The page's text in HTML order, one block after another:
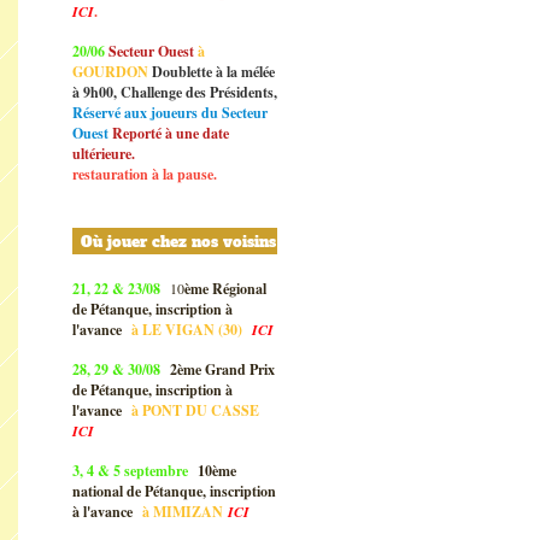
ICI.
20/06Secteur Ouestà
GOURDONDoublette à la mélée
à 9h00, Challenge des Présidents,
Réservé aux joueurs du Secteur
OuestReporté à une date
ultérieure.
restauration à la pause.
Où jouer chez nos voisins
21, 22 & 23/08 10ème Régional
de Pétanque, inscription à
l'avance àLE VIGAN (30) ICI
28, 29 & 30/08 2ème Grand Prix
de Pétanque, inscription à
l'avance àPONT DU CASSE
ICI
3, 4 & 5 septembre 10ème
national de Pétanque, inscription
à l'avance àMIMIZAN ICI